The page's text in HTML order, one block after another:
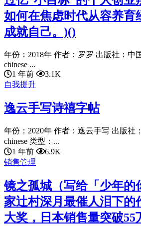
如何在焦虑时代从容养育
成就自己。)()
年份：2018年 作者：罗罗 出版社：中
chinese ...
1 年前
3.1K
自我提升
逸云手写诗禧字帖
年份：2020年 作者：逸云手写 出版社
chinese 类型：...
1 年前
6.9K
销售管理
镜之孤城（写给「少年的
家辻村深月最催人泪下的
大奖，日本销售量突破55